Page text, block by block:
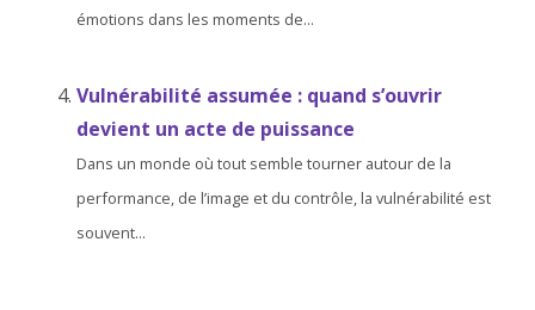
émotions dans les moments de...
Vulnérabilité assumée : quand s’ouvrir
devient un acte de puissance
Dans un monde où tout semble tourner autour de la
performance, de l’image et du contrôle, la vulnérabilité est
souvent...